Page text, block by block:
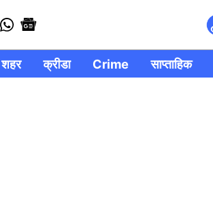
शहर क्रीडा Crime साप्ताहिक